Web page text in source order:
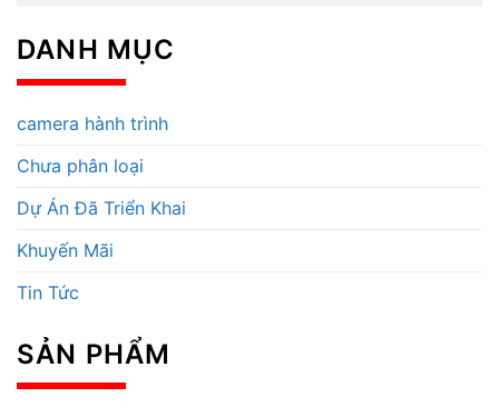
DANH MỤC
camera hành trình
Chưa phân loại
Dự Án Đã Triển Khai
Khuyến Mãi
Tin Tức
SẢN PHẨM